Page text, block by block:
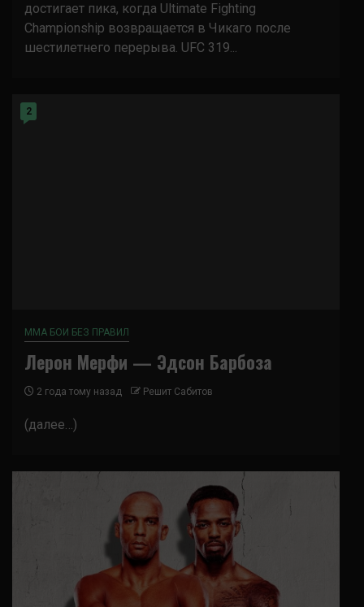
достигает пика, когда Ultimate Fighting
Championship возвращается в Чикаго после
шестилетнего перерыва. UFC 319...
2
ММА БОИ БЕЗ ПРАВИЛ
Лерон Мерфи — Эдсон Барбоза
2 года тому назад Решит Сабитов
(далее…)